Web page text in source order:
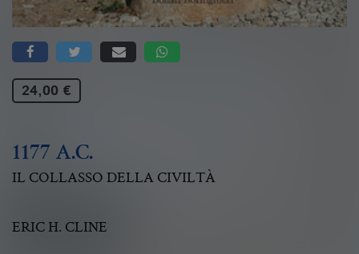
24,00 €
1177 A.C.
IL COLLASSO DELLA CIVILTÀ
ERIC H. CLINE